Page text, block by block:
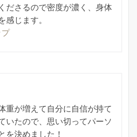
ださるので密度が濃く、身体
感じます。
重が増えて自分に自信が持て
いたので、思い切ってパーソ
を決めました！